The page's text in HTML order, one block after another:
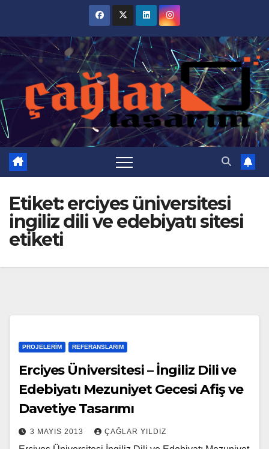
content
Etiket:erciyes üniversitesi
ingiliz dili ve edebiyatı sitesi
etiketi
PROJELERIM REFERANSLARIM
Erciyes Üniversitesi – İngiliz Dili ve
Edebiyatı Mezuniyet Gecesi Afiş ve
Davetiye Tasarımı
3 MAYIS 2013 ÇAĞLAR YILDIZ